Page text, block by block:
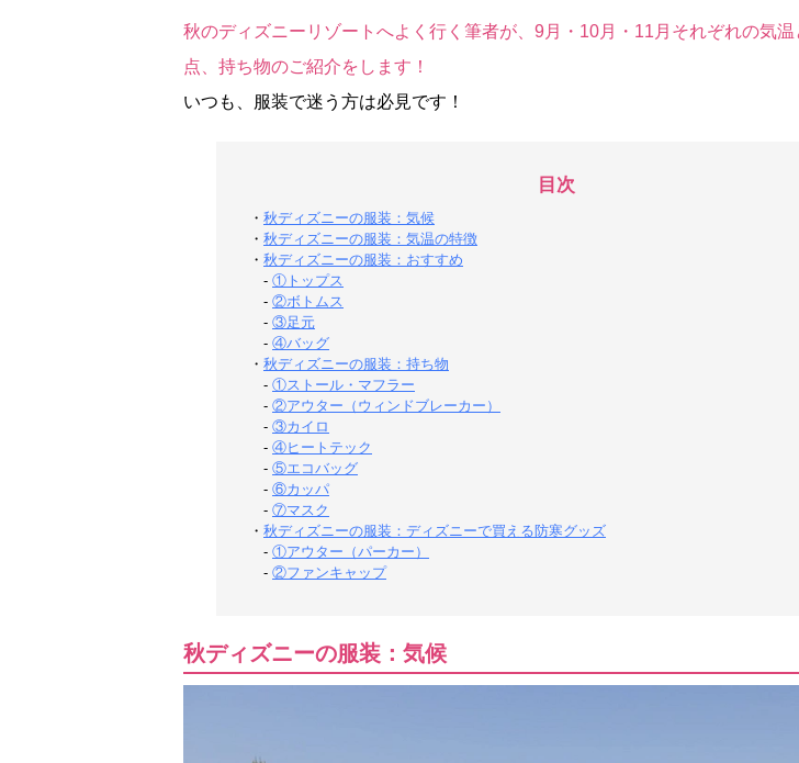
秋のディズニーリゾートへよく行く筆者が、9月・10月・11月それぞれの気
点、持ち物のご紹介をします！
いつも、服装で迷う方は必見です！
目次
・ 秋ディズニーの服装：気候
・ 秋ディズニーの服装：気温の特徴
・ 秋ディズニーの服装：おすすめ
- ①トップス
- ②ボトムス
- ③足元
- ④バッグ
・ 秋ディズニーの服装：持ち物
- ①ストール・マフラー
- ②アウター（ウィンドブレーカー）
- ③カイロ
- ④ヒートテック
- ⑤エコバッグ
- ⑥カッパ
- ⑦マスク
・ 秋ディズニーの服装：ディズニーで買える防寒グッズ
- ①アウター（パーカー）
- ②ファンキャップ
秋ディズニーの服装：気候